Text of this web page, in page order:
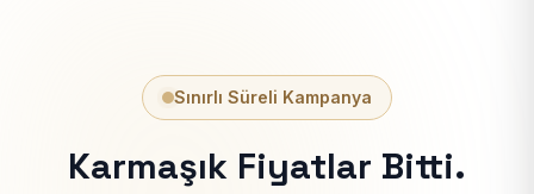
Sınırlı Süreli Kampanya
Karmaşık Fiyatlar Bitti.